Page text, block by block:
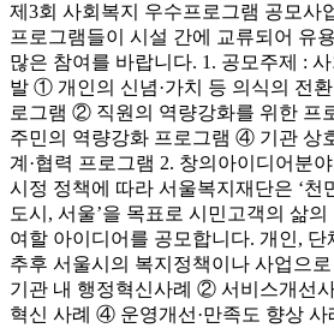
제3회 사회복지 우수프로그램 공모사
프로그램들이 시설 간에 교류되어 유
많은 참여를 바랍니다. 1. 공모주제 :
발 ① 개인의 신념·가치 등 의식의 전
로그램 ② 직원의 역량강화를 위한 프
주민의 역량강화 프로그램 ④ 기관 상
계·협력 프로그램 2. 창의아이디어분
시정 정책에 따라 서울복지재단은 ‘천
도시, 서울’을 목표로 시민고객의 삶의
여할 아이디어를 공모합니다. 개인, 단
추후 서울시의 복지정책이나 사업으
기관 내 행정혁신사례 ② 서비스개선
혁신 사례 ④ 운영개선·만족도 향상